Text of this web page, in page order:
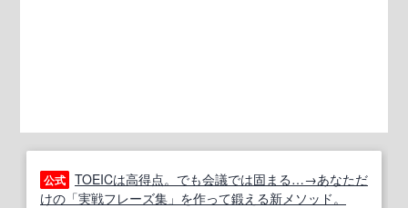
公式 TOEICは高得点。でも会議では固まる…→あなただ
けの「実戦フレーズ集」を作って鍛える新メソッド。